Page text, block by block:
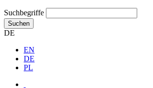
Suchbegriffe
Suchen
DE
EN
DE
PL